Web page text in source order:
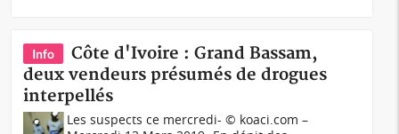
Info
Côte d'Ivoire : Grand Bassam,
deux vendeurs présumés de drogues
interpellés
Les suspects ce mercredi- © koaci.com –